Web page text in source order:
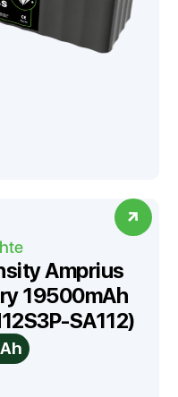
Amprius
19500mAh
SA112)